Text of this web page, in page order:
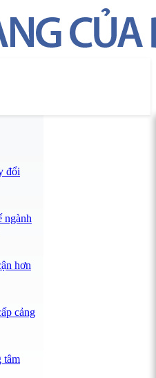
đổi
ngành
hơn
cảng
tâm